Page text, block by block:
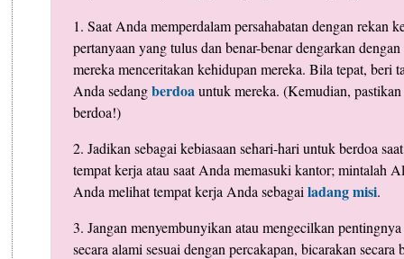
1. Saat Anda memperdalam persahabatan dengan rekan
pertanyaan yang tulus dan benar-benar dengarkan
mereka menceritakan kehidupan mereka. Bila tepat, beri
Anda sedangberdoa untuk mereka. (Kemudian,
berdoa!)
2. Jadikan sebagai kebiasaan sehari-hari untuk berdoa
tempat kerja atau saat Anda memasuki kantor; mintalah
Anda melihat tempat kerja Anda sebagai ladang misi.
3. Jangan menyembunyikan atau mengecilkan
secara alami sesuai dengan percakapan, bicarakan secara